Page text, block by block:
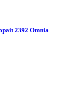
2392 Omnia